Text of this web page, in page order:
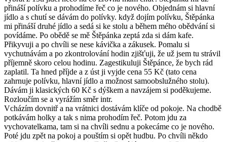
přináší polívku a prohodíme řeč co je nového. Objednám si hlavní
jídlo a s chutí se dávám do polívky. když dojím polívku, Štěpánka
mi přináší druhé jídlo a sedá si ke stolu a během mého obědvání si
povídáme. Po obědě se mě Štěpánka zeptá zda si dám kafe.
Přikyvuji a po chvíli se nese kávička a zákusek. Pomalu si
vychutnávám a po zkontrolování hodin zjišťuji, že už jsem tu strávil
příjemně skoro celou hodinu. Zagestikuluji Štěpánce, že bych rád
zaplatil. Ta hned příjde a z úst ji vyjde cena 55 Kč (tato cena
zahrnuje polívku, hlavní jídlo a možnost samoobslužného stolu).
Dávám ji klasických 60 Kč s dýškem a navzájem si poděkujeme.
Rozloučím se a vyrážím směr intr.
Vcházím dovnitř a na vrátnici dostávám klíče od pokoje. Na chodbě
potkávám holky a tak s nima prohodím řeč. Potom jdu za
vychovatelkama, tam si na chvíli sednu a pokecáme co je nového.
Poté jdu zpět na pokoj a pouštím si opět hudbu. Po chvíli někdo